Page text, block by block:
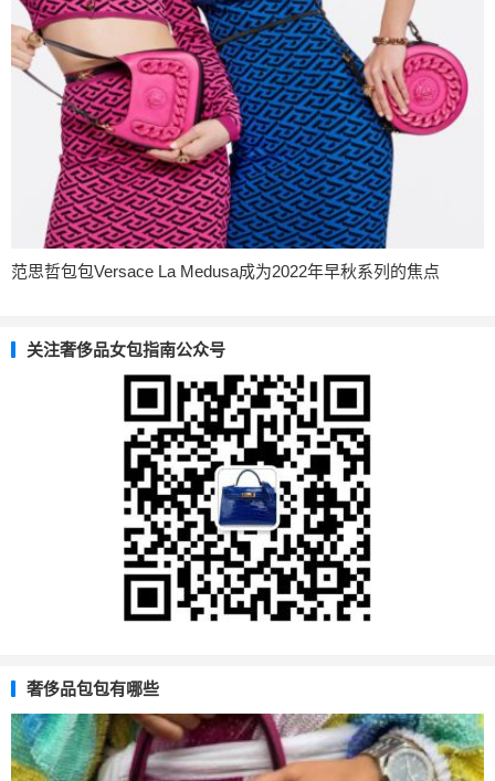
范思哲包包Versace La Medusa成为2022年早秋系列的焦点
关注奢侈品女包指南公众号
奢侈品包包有哪些